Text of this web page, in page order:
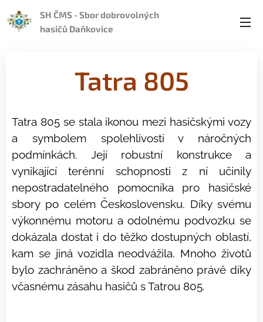
SH ČMS - Sbor dobrovolných
hasičů Daňkovice
Tatra 805
Tatra 805 se stala ikonou mezi hasičskými vozy
a symbolem spolehlivosti v náročných
podmínkách. Její robustní konstrukce a
vynikající terénní schopnosti z ní učinily
nepostradatelného pomocníka pro hasičské
sbory po celém Československu. Díky svému
výkonnému motoru a odolnému podvozku se
dokázala dostat i do těžko dostupných oblastí,
kam se jiná vozidla neodvážila. Mnoho životů
bylo zachráněno a škod zabráněno právě díky
včasnému zásahu hasičů s Tatrou 805.